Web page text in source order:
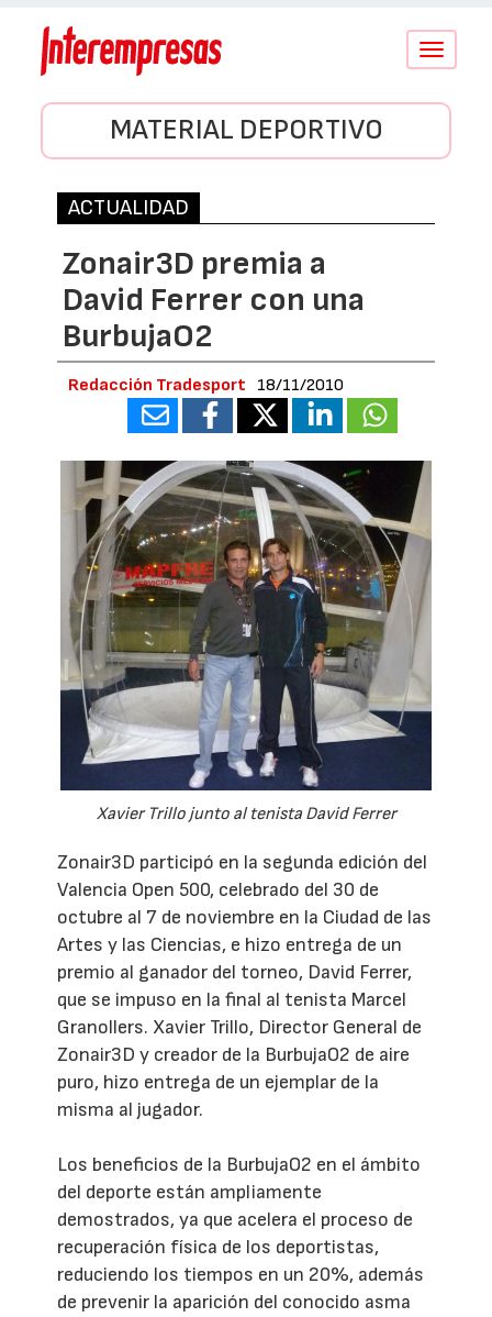
Conmutar
MATERIAL DEPORTIVO
ACTUALIDAD
Zonair3D premia a
David Ferrer con una
BurbujaO2
Redacción Tradesport 18/11/2010
Xavier Trillo junto al tenista David Ferrer
Zonair3D participó en la segunda edición del
Valencia Open 500, celebrado del 30 de
octubre al 7 de noviembre en la Ciudad de las
Artes y las Ciencias, e hizo entrega de un
premio al ganador del torneo, David Ferrer,
que se impuso en la final al tenista Marcel
Granollers. Xavier Trillo, Director General de
Zonair3D y creador de la BurbujaO2 de aire
puro, hizo entrega de un ejemplar de la
misma al jugador.
Los beneficios de la BurbujaO2 en el ámbito
del deporte están ampliamente
demostrados, ya que acelera el proceso de
recuperación física de los deportistas,
reduciendo los tiempos en un 20%, además
de prevenir la aparición del conocido asma